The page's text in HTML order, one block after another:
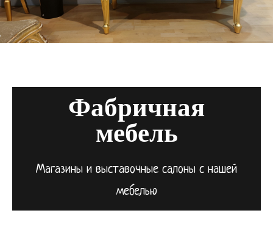
Фабричная
мебель
Магазины и выставочные салоны с нашей
мебелью